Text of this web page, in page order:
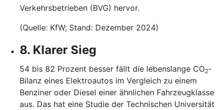
Verkehrsbetrieben (BVG) hervor.
(Quelle: KfW; Stand: Dezember 2024)
8. Klarer Sieg
54 bis 82 Prozent besser fällt die lebenslange CO2-
Bilanz eines Elektroautos im Vergleich zu einem
Benziner oder Diesel einer ähnlichen Fahrzeugklasse
aus. Das hat eine Studie der Technischen Universität